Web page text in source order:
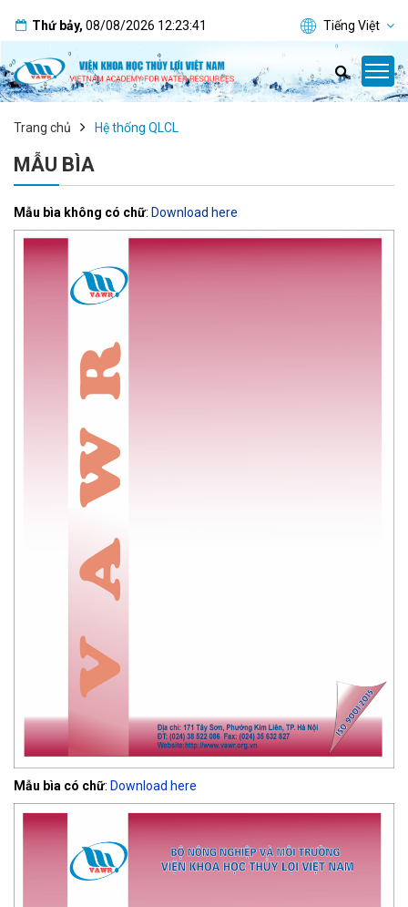
Thứ bảy, 08/08/2026 12:23:42 Tiếng Việt
Trang chủ Hệ thống QLCL
MẪU BÌA
Mẫu bìa không có chữ: Download here
Mẫu bìa có chữ: Download here